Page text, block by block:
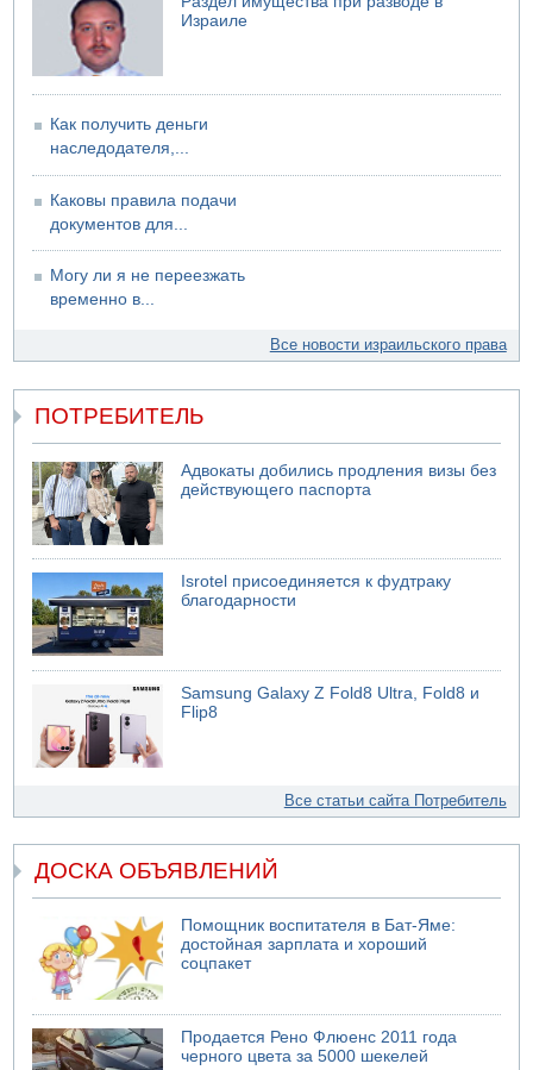
06.08.2026 12:06
США не будут давить на Израиль в вопросе Ливана
06.08.2026 11:41
Израиле
Как получить деньги
наследодателя,...
Каковы правила подачи
документов для...
Могу ли я не переезжать
временно в...
Все новости израильского права
ПОТРЕБИТЕЛЬ
Адвокаты добились продления визы без
действующего паспорта
Isrotel присоединяется к фудтраку
благодарности
Samsung Galaxy Z Fold8 Ultra, Fold8 и
Flip8
Все статьи сайта Потребитель
ДОСКА ОБЪЯВЛЕНИЙ
Помощник воспитателя в Бат-Яме:
достойная зарплата и хороший
соцпакет
Продается Рено Флюенс 2011 года
черного цвета за 5000 шекелей